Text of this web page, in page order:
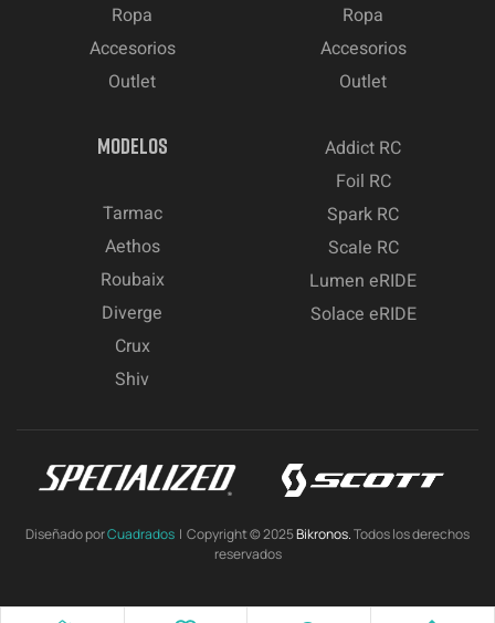
Ropa
Accesorios
Outlet
Ropa
Accesorios
Outlet
MODELOS
Tarmac
Aethos
Roubaix
Diverge
Crux
Shiv
Addict RC
Foil RC
Spark RC
Scale RC
Lumen eRIDE
Solace eRIDE
Diseñado porCuadrados | Copyright © 2025Bikronos.Todos los derechos
reservados